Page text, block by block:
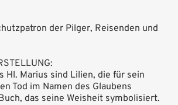
der Pilger, Reisenden und
Hl. Marius sind Lilien, die für sein
Tod im Namen des Glaubens
das seine Weisheit symbolisiert.